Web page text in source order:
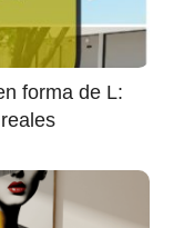
forma de L: